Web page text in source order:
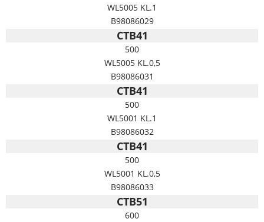
WL5005 KL.1
B98086029
CTB41
500
WL5005 KL.0,5
B98086031
CTB41
500
WL5001 KL.1
B98086032
CTB41
500
WL5001 KL.0,5
B98086033
CTB51
600